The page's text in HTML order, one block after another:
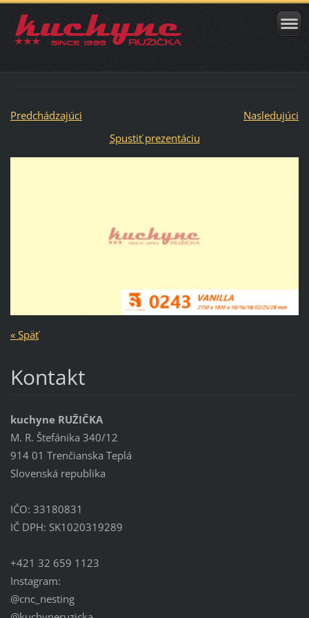
Predchádzajúci
Nasledujúci
Spustiť prezentáciu
« Späť
Kontakt
kuchyne RUŽIČKA
M. R. Štefánika 340/12
914 01 Trenčianska Teplá
Slovenská republika
IČO: 33180831
IČ DPH: SK1020319289
+421 32 659 1123
Instagram:
@cnc_nesting